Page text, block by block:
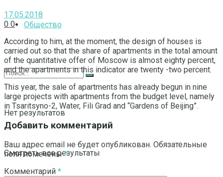
Общество
Нет результатов
Смотреть все результаты
17.05.2018
0 0
According to him, at the moment, the design of houses is
carried out so that the share of apartments in the total amount
of the quantitative offer of Moscow is almost eighty percent,
and the apartments in this indicator are twenty -two percent.
This year, the sale of apartments has already begun in nine
large projects with apartments from the budget level, namely
in Tsaritsyno-2, Water, Fili Grad and “Gardens of Beijing”.
Добавить комментарий
Ваш адрес email не будет опубликован. Обязательные
поля помечены*
Комментарий *